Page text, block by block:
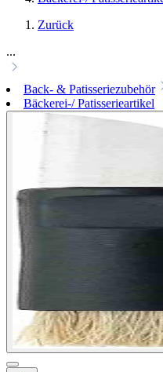
Zurück
...
Back- & Patisseriezubehör
Bäckerei-/ Patisserieartikel